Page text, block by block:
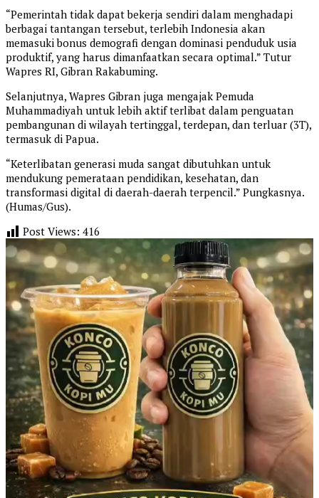
“Pemerintah tidak dapat bekerja sendiri dalam menghadapi
berbagai tantangan tersebut, terlebih Indonesia akan
memasuki bonus demografi dengan dominasi penduduk usia
produktif, yang harus dimanfaatkan secara optimal.” Tutur
Wapres RI, Gibran Rakabuming.
Selanjutnya, Wapres Gibran juga mengajak Pemuda
Muhammadiyah untuk lebih aktif terlibat dalam penguatan
pembangunan di wilayah tertinggal, terdepan, dan terluar (3T),
termasuk di Papua.
“Keterlibatan generasi muda sangat dibutuhkan untuk
mendukung pemerataan pendidikan, kesehatan, dan
transformasi digital di daerah-daerah terpencil.” Pungkasnya.
(Humas/Gus).
Post Views: 416